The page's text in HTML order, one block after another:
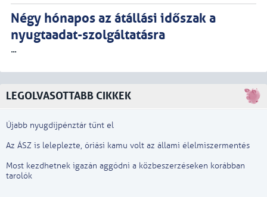
Négy hónapos az átállási időszak a
nyugtaadat-szolgáltatásra
...
LEGOLVASOTTABB CIKKEK
Újabb nyugdíjpénztár tűnt el
Az ÁSZ is leleplezte, óriási kamu volt az állami élelmiszermentés
Most kezdhetnek igazán aggódni a közbeszerzéseken korábban
tarolók